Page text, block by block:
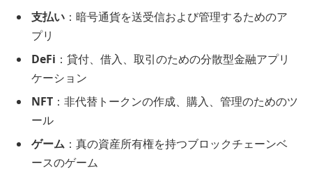
支払い ：暗号通貨を送受信および管理するためのア
プリ
DeFi ：貸付、借入、取引のための分散型金融アプリ
ケーション
NFT ：非代替トークンの作成、購入、管理のためのツ
ール
ゲーム ：真の資産所有権を持つブロックチェーンベ
ースのゲーム